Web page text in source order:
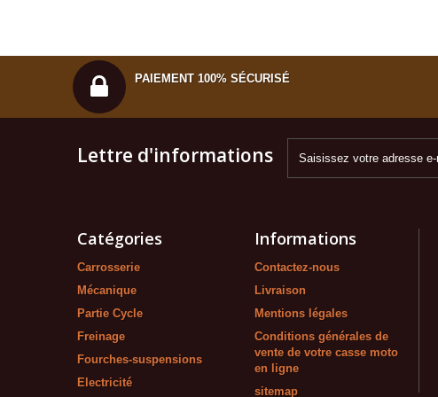
PAIEMENT 100% SÉCURISÉ
Lettre d'informations
Catégories
Carrosserie
Mécanique
Partie Cycle
Freinage
Fourches-suspensions
Electricité
Informations
Contactez-nous
Livraison
Mentions légales
Conditions générales de
vente de votre casse moto
en ligne
sitemap